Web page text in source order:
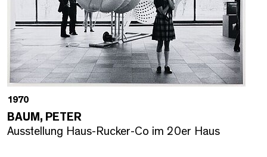
1970
BAUM, PETER
Ausstellung Haus-Rucker-Co im 20er Haus